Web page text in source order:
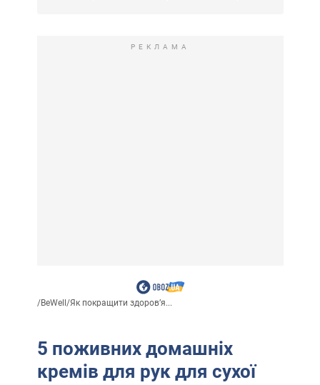
РЕКЛАМА
/BeWell/Як покращити здоровʼя...
5 поживних домашніх
кремів для рук для сухої